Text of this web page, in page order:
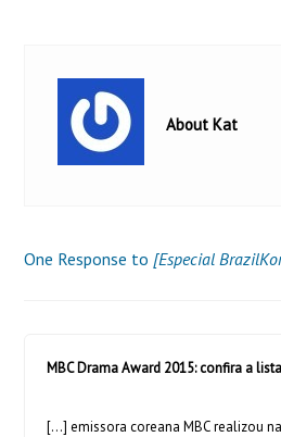
About Kat
One Response to [Especial
MBC Drama Award 2015: confira a
[…] emissora coreana MBC realizou